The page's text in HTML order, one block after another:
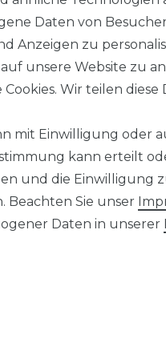
Daten von
Anzeigen zu
unsere Website zu
Wir teilen
mit Einwilligung oder
kann erteilt
und die Einwilligung
Beachten Sie unser
Daten in unserer